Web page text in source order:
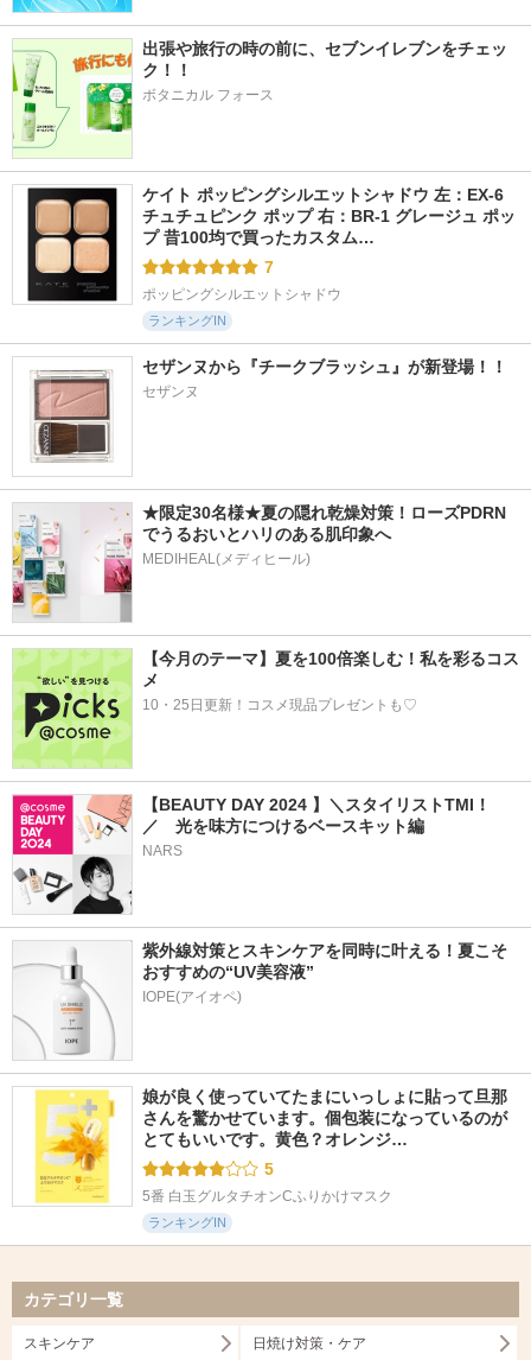
出張や旅行の時の前に、セブンイレブンをチェッ
ク！！
ボタニカル フォース
ケイト ポッピングシルエットシャドウ 左：EX-6
チュチュピンク ポップ 右：BR-1 グレージュ ポッ
プ 昔100均で買ったカスタム…
7
ポッピングシルエットシャドウ
ランキングIN
セザンヌから『チークブラッシュ』が新登場！！
セザンヌ
★限定30名様★夏の隠れ乾燥対策！ローズPDRN
でうるおいとハリのある肌印象へ
MEDIHEAL(メディヒール)
【今月のテーマ】夏を100倍楽しむ！私を彩るコス
メ
10・25日更新！コスメ現品プレゼントも♡
【BEAUTY DAY 2024 】＼スタイリストTMI！
／　光を味方につけるベースキット編
NARS
紫外線対策とスキンケアを同時に叶える！夏こそ
おすすめの“UV美容液”
IOPE(アイオペ)
娘が良く使っていてたまにいっしょに貼って旦那
さんを驚かせています。個包装になっているのが
とてもいいです。黄色？オレンジ…
5
5番 白玉グルタチオンCふりかけマスク
ランキングIN
カテゴリ一覧
スキンケア 日焼け対策・ケア